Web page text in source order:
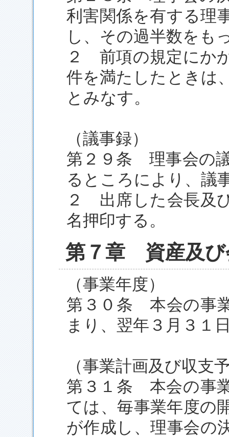
利害関係を有する理
し、その過半数をも
２ 前項の規定にか
件を満たしたときは
とみなす。
（議事録）
第２９条 理事会の
るところにより、議
２ 出席した会長及
名押印する。
第７章 資産及び
（事業年度）
第３０条 本会の事
まり、翌年３月３１
（事業計画及び収支
第３１条 本会の事
ては、毎事業年度の
が作成し、理事会の